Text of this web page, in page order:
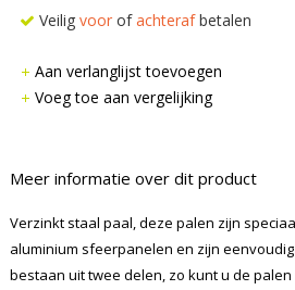
Veilig voorofachterafbetalen
Aan verlanglijst toevoegen
Voeg toe aan vergelijking
Meer informatie over dit product
Verzinkt staal paal, deze palen zijn
aluminium sfeerpanelen en zijn
bestaan uit twee delen, zo kunt u de